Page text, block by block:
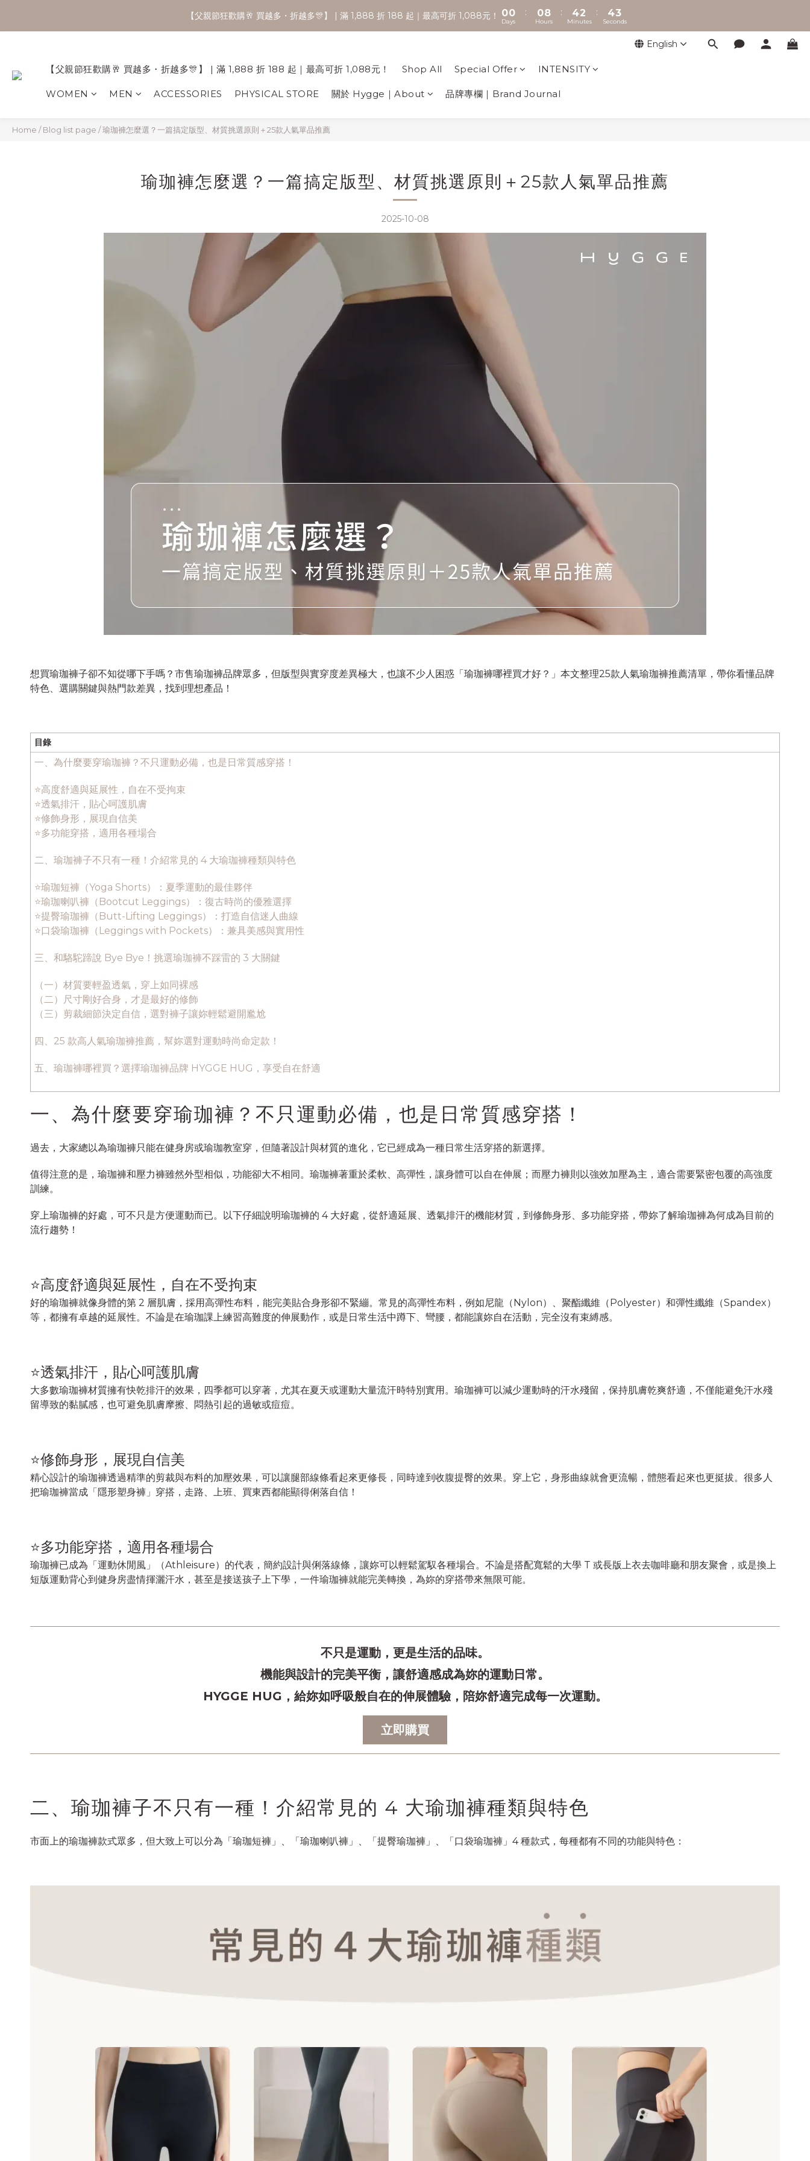
🚚 全館滿2000享免運 💨
7
6
3
1
3
2
1
0
3
2
1
0
🚚 全館滿2000享免運 💨
English
【父親節狂歡購🥂 買越多・折越多🎊】 | 滿 1,888 折 188 起｜最高可折 1,088元！ Shop All Special Offer INTENSITY
WOMEN MEN ACCESSORIES PHYSICAL STORE 關於 Hygge｜About 品牌專欄｜Brand Journal
Home /Blog list page /瑜珈褲怎麼選？一篇搞定版型、材質挑選原則＋25款人氣單品推薦
瑜珈褲怎麼選？一篇搞定版型、材質挑選原則＋25款人氣單品推薦
2025-10-08
想買瑜珈褲子卻不知從哪下手嗎？市售瑜珈褲品牌眾多，但版型與實穿度差異極大，也讓不少人困惑「瑜珈褲哪裡買才好？」本文整理25款人氣瑜珈褲推薦清單，帶你看懂品牌
特色、選購關鍵與熱門款差異，找到理想產品！
目錄
一、為什麼要穿瑜珈褲？不只運動必備，也是日常質感穿搭！
⭐高度舒適與延展性，自在不受拘束
⭐透氣排汗，貼心呵護肌膚
⭐修飾身形，展現自信美
⭐多功能穿搭，適用各種場合
二、瑜珈褲子不只有一種！介紹常見的 4 大瑜珈褲種類與特色
⭐瑜珈短褲（Yoga Shorts）：夏季運動的最佳夥伴
⭐瑜珈喇叭褲（Bootcut Leggings）：復古時尚的優雅選擇
⭐提臀瑜珈褲（Butt-Lifting Leggings）：打造自信迷人曲線
⭐口袋瑜珈褲（Leggings with Pockets）：兼具美感與實用性
三、和駱駝蹄說 Bye Bye！挑選瑜珈褲不踩雷的 3 大關鍵
（一）材質要輕盈透氣，穿上如同裸感
（二）尺寸剛好合身，才是最好的修飾
（三）剪裁細節決定自信，選對褲子讓妳輕鬆避開尷尬
四、25 款高人氣瑜珈褲推薦，幫妳選對運動時尚命定款！
五、瑜珈褲哪裡買？選擇瑜珈褲品牌 HYGGE HUG，享受自在舒適
一、為什麼要穿瑜珈褲？不只運動必備，也是日常質感穿搭！
過去，大家總以為瑜珈褲只能在健身房或瑜珈教室穿，但隨著設計與材質的進化，它已經成為一種日常生活穿搭的新選擇。
值得注意的是，瑜珈褲和壓力褲雖然外型相似，功能卻大不相同。瑜珈褲著重於柔軟、高彈性，讓身體可以自在伸展；而壓力褲則以強效加壓為主，適合需要緊密包覆的高強度
訓練。
穿上瑜珈褲的好處，可不只是方便運動而已。以下仔細說明瑜珈褲的 4 大好處，從舒適延展、透氣排汗的機能材質，到修飾身形、多功能穿搭，帶妳了解瑜珈褲為何成為目前的
流行趨勢！
⭐高度舒適與延展性，自在不受拘束
好的瑜珈褲就像身體的第 2 層肌膚，採用高彈性布料，能完美貼合身形卻不緊繃。常見的高彈性布料，例如尼龍（Nylon）、聚酯纖維（Polyester）和彈性纖維（Spandex）
等，都擁有卓越的延展性。不論是在瑜珈課上練習高難度的伸展動作，或是日常生活中蹲下、彎腰，都能讓妳自在活動，完全沒有束縛感。
⭐透氣排汗，貼心呵護肌膚
大多數瑜珈褲材質擁有快乾排汗的效果，四季都可以穿著，尤其在夏天或運動大量流汗時特別實用。瑜珈褲可以減少運動時的汗水殘留，保持肌膚乾爽舒適，不僅能避免汗水殘
留導致的黏膩感，也可避免肌膚摩擦、悶熱引起的過敏或痘痘。
⭐修飾身形，展現自信美
精心設計的瑜珈褲透過精準的剪裁與布料的加壓效果，可以讓腿部線條看起來更修長，同時達到收腹提臀的效果。穿上它，身形曲線就會更流暢，體態看起來也更挺拔。很多人
把瑜珈褲當成「隱形塑身褲」穿搭，走路、上班、買東西都能顯得俐落自信！
⭐多功能穿搭，適用各種場合
瑜珈褲已成為「運動休閒風」（Athleisure）的代表，簡約設計與俐落線條，讓妳可以輕鬆駕馭各種場合。不論是搭配寬鬆的大學 T 或長版上衣去咖啡廳和朋友聚會，或是換上
短版運動背心到健身房盡情揮灑汗水，甚至是接送孩子上下學，一件瑜珈褲就能完美轉換，為妳的穿搭帶來無限可能。
不只是運動，更是生活的品味。
機能與設計的完美平衡，讓舒適感成為妳的運動日常。
HYGGE HUG，給妳如呼吸般自在的伸展體驗，陪妳舒適完成每一次運動。
立即購買
二、瑜珈褲子不只有一種！介紹常見的 4 大瑜珈褲種類與特色
市面上的瑜珈褲款式眾多，但大致上可以分為「瑜珈短褲」、「瑜珈喇叭褲」、「提臀瑜珈褲」、「口袋瑜珈褲」4 種款式，每種都有不同的功能與特色：